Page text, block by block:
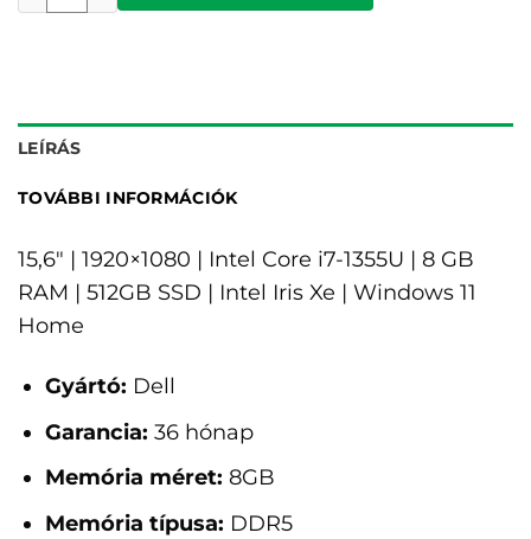
LEÍRÁS
TOVÁBBI INFORMÁCIÓK
15,6" | 1920×1080 | Intel Core i7-1355U | 8 GB
RAM | 512GB SSD | Intel Iris Xe | Windows 11
Home
Gyártó: Dell
Garancia: 36 hónap
Memória méret: 8GB
Memória típusa: DDR5